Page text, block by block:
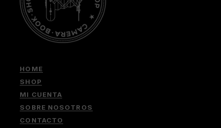
HOME
SHOP
MI CUENTA
SOBRE NOSOTROS
CONTACTO